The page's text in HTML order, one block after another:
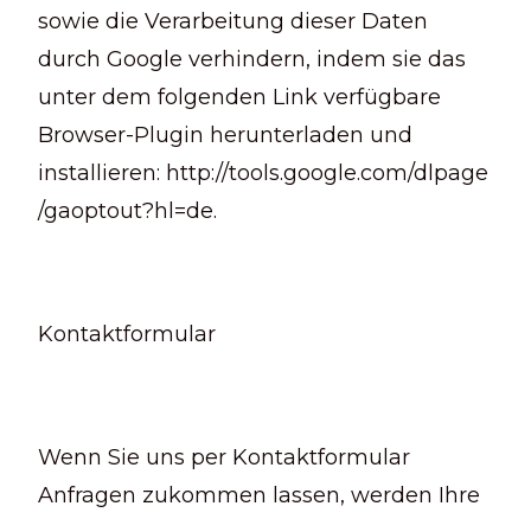
sowie die Verarbeitung dieser Daten
durch Google verhindern, indem sie das
unter dem folgenden Link verfügbare
Browser-Plugin herunterladen und
installieren: http://tools.google.com/dlpage
/gaoptout?hl=de.
Kontaktformular
Wenn Sie uns per Kontaktformular
Anfragen zukommen lassen, werden Ihre